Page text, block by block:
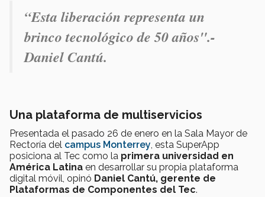
“Esta liberación representa un
brinco tecnológico de 50 años".-
Daniel Cantú.
Una plataforma de multiservicios
Presentada el pasado 26 de enero en la Sala Mayor de
Rectoría del campus Monterrey, esta SuperApp
posiciona al Tec como la primera universidad en
América Latina en desarrollar su propia plataforma
digital móvil, opinó Daniel Cantú, gerente de
Plataformas de Componentes del Tec.